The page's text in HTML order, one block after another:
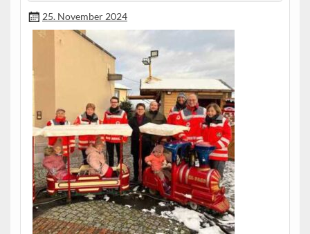
25. November 2024